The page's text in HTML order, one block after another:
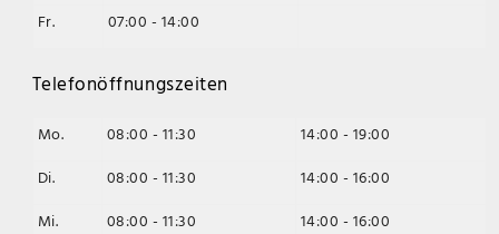
Fr.
07:00 - 14:00
Telefonöffnungszeiten
Mo. 08:00 - 11:30
14:00 - 19:00
Di.
08:00 - 11:30
14:00 - 16:00
Mi.
08:00 - 11:30
14:00 - 16:00